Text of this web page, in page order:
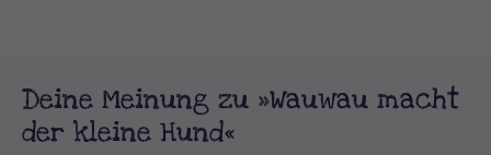
Deine Meinung zu »Wauwau macht
der kleine Hund«